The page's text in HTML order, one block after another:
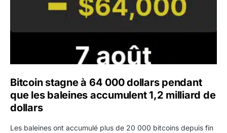
Bitcoin stagne à 64 000 dollars pendant
que les baleines accumulent 1,2 milliard de
dollars
Les baleines ont accumulé plus de 20 000 bitcoins depuis fin